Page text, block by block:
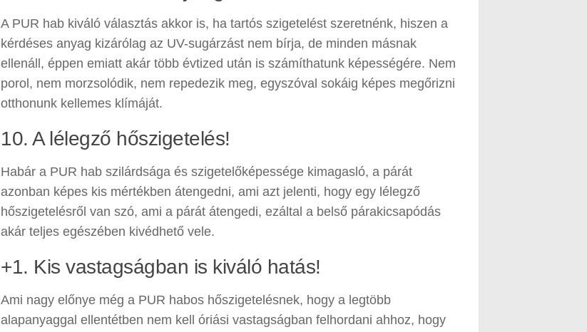
A PUR hab kiváló választás akkor is, ha tartós szigetelést szeretnénk, hiszen a
kérdéses anyag kizárólag az UV-sugárzást nem bírja, de minden másnak
ellenáll, éppen emiatt akár több évtized után is számíthatunk képességére. Nem
porol, nem morzsolódik, nem repedezik meg, egyszóval sokáig képes megőrizni
otthonunk kellemes klímáját.
10. A lélegző hőszigetelés!
Habár a PUR hab szilárdsága és szigetelőképessége kimagasló, a párát
azonban képes kis mértékben átengedni, ami azt jelenti, hogy egy lélegző
hőszigetelésről van szó, ami a párát átengedi, ezáltal a belső párakicsapódás
akár teljes egészében kivédhető vele.
+1. Kis vastagságban is kiváló hatás!
Ami nagy előnye még a PUR habos hőszigetelésnek, hogy a legtöbb
alapanyaggal ellentétben nem kell óriási vastagságban felhordani ahhoz, hogy